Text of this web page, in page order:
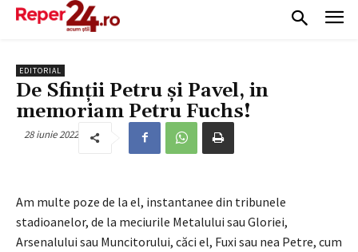
EDITORIAL
De Sfinții Petru și Pavel, in
memoriam Petru Fuchs!
28 iunie 2022
Am multe poze de la el, instantanee din tribunele
stadioanelor, de la meciurile Metalului sau Gloriei,
Arsenalului sau Muncitorului, căci el, Fuxi sau nea Petre, cum